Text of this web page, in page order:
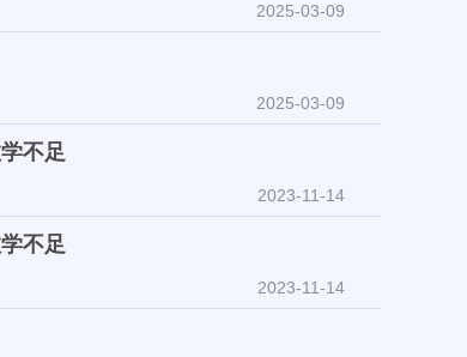
2025-03-09
2025-03-09
不足
2023-11-14
不足
2023-11-14